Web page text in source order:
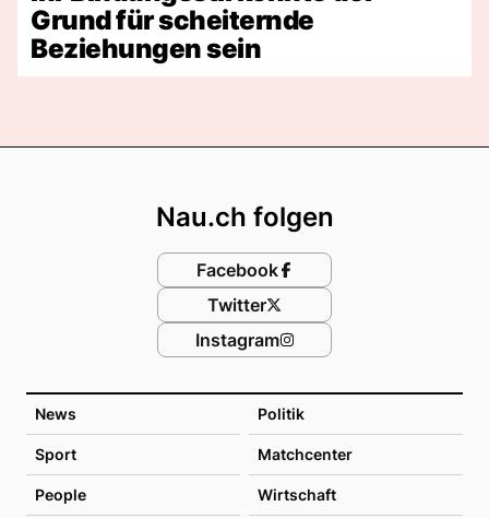
Grund für scheiternde
Beziehungen sein
News Politik
Sport Matchcenter
People Wirtschaft
Nau.ch folgen
Facebook
Twitter
Instagram